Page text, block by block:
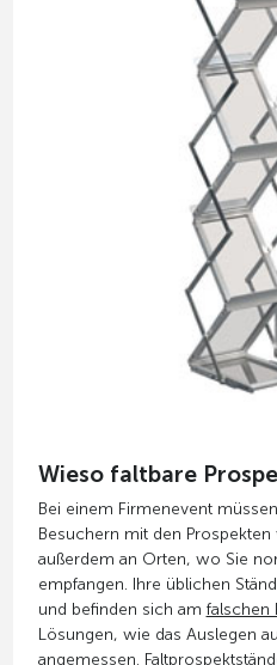
Wieso faltbare
Bei einem Firmenevent
Besuchern mit den
außerdem an Orten, wo Sie
empfangen. Ihre üblichen
und befinden sich am falschen
Lösungen, wie das Auslegen
angemessen.